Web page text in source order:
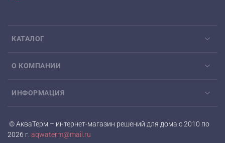
КАТАЛОГ
О КОМПАНИИ
ИНФОРМАЦИЯ
© АкваТерм – интернет-магазин решений для дома с 2010 по
2026 г. aqwaterm@mail.ru